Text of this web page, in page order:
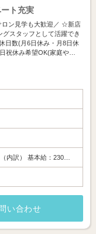
ト充実
ロン見学も大歓迎／ ☆新店
スタッフとして活躍でき
日数(月6日休み・月8日休
祝休み希望OK(家庭や…
内訳） 基本給：230…
い合わせ